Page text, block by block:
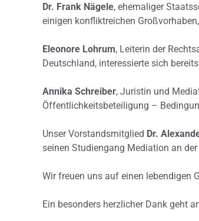
Dr. Frank Nägele, ehemaliger
einigen konflikt­reichen
Eleonore Lohrum, Leiterin der
Deutschland, interessierte sich
Annika Schreiber, Juristin und
Öffentlichkeitsbeteiligung –
Unser Vorstandsmitglied Dr.
seinen Studiengang Mediation an
Wir freuen uns auf einen lebendigen
Ein besonders herzlicher Dank geht